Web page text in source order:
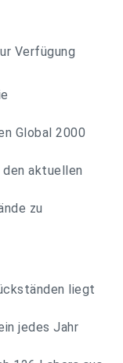
Verfügung
Global 2000
aktuellen
zu
liegt
jedes Jahr